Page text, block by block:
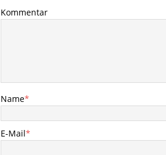
Kommentar
Name*
E-Mail*